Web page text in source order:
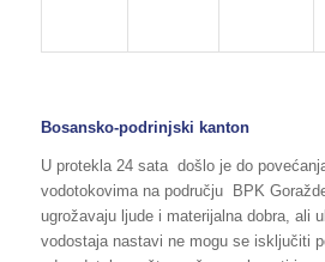
Bosansko-podrinjski kanton
U protekla 24 sata došlo je do
vodotokovima na području BPK
ugrožavaju ljude i materijalna dobra, ali
vodostaja nastavi ne mogu se isključiti